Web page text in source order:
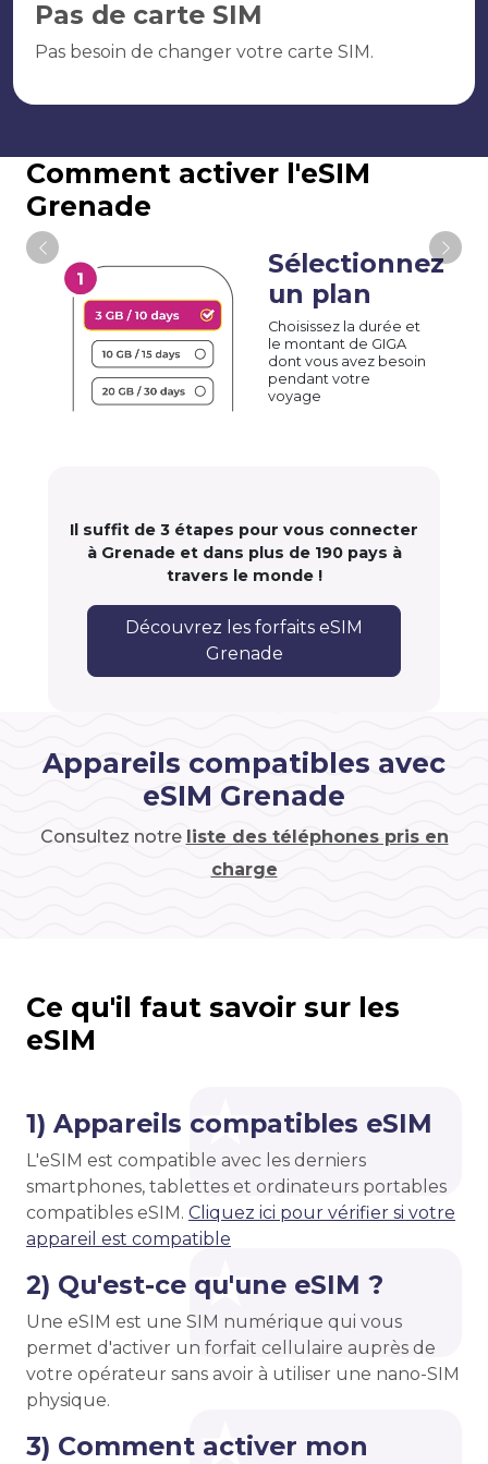
Pas de carte SIM
Pas besoin de changer votre carte SIM.
Comment activer l'eSIM
Grenade
Sélectionnez
un plan
Choisissez la durée et
le montant de GIGA
dont vous avez besoin
pendant votre
voyage
Il suffit de 3 étapes pour vous connecter
à Grenade et dans plus de 190 pays à
travers le monde !
Découvrez les forfaits eSIM
Grenade
Appareils compatibles avec
eSIM Grenade
Consultez notre liste des téléphones pris en
charge
Ce qu'il faut savoir sur les
eSIM
1) Appareils compatibles eSIM
L'eSIM est compatible avec les derniers
smartphones, tablettes et ordinateurs portables
compatibles eSIM. Cliquez ici pour vérifier si votre
appareil est compatible
2) Qu'est-ce qu'une eSIM ?
Une eSIM est une SIM numérique qui vous
permet d'activer un forfait cellulaire auprès de
votre opérateur sans avoir à utiliser une nano-SIM
physique.
3) Comment activer mon